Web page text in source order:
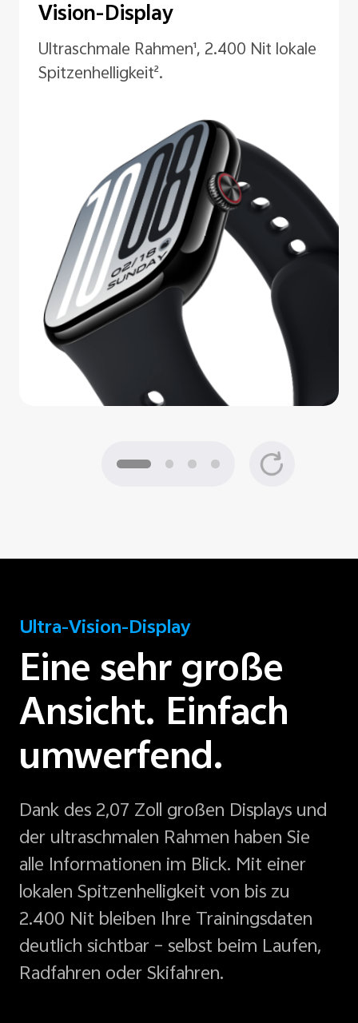
Akkulaufzeit⁵
Leistung und Freiheit – immer
verbunden.
Ultra-Vision-Display
Eine sehr große
Ansicht. Einfach
umwerfend.
Dank des 2,07 Zoll großen Displays und
der ultraschmalen Rahmen haben Sie
alle Informationen im Blick. Mit einer
lokalen Spitzenhelligkeit von bis zu
2.400 Nit bleiben Ihre Trainingsdaten
deutlich sichtbar – selbst beim Laufen,
Radfahren oder Skifahren.